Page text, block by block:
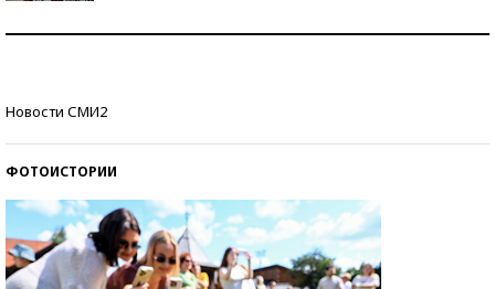
Новости СМИ2
ФОТОИСТОРИИ